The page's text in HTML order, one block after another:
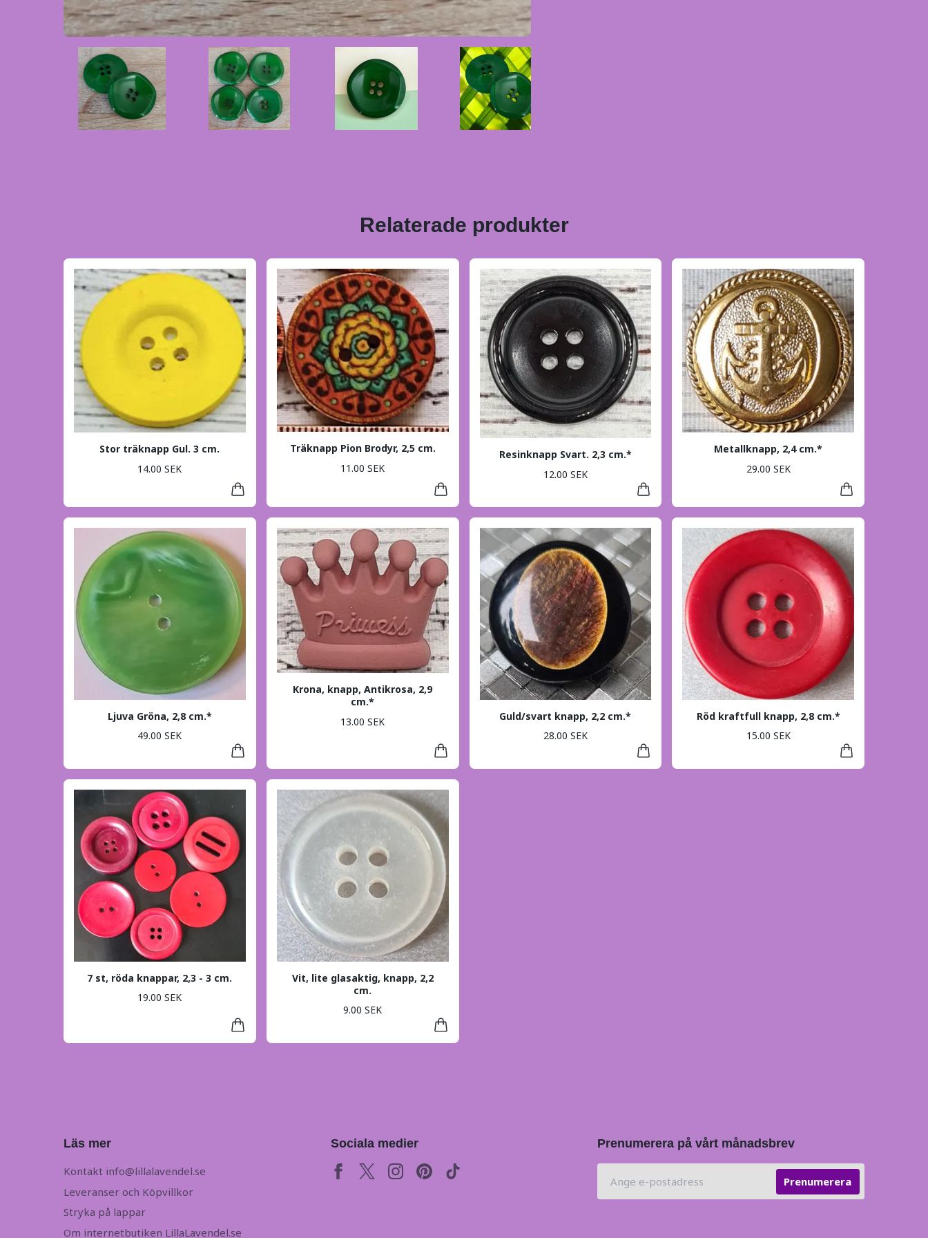
Relaterade produkter
Stor träknapp Gul. 3 cm.
14.00 SEK
Träknapp Pion Brodyr, 2,5 cm.
11.00 SEK
Resinknapp Svart. 2,3 cm.*
12.00 SEK
Metallknapp, 2,4 cm.*
29.00 SEK
Ljuva Gröna, 2,8 cm.*
49.00 SEK
Krona, knapp, Antikrosa, 2,9
cm.*
13.00 SEK
Guld/svart knapp, 2,2 cm.*
28.00 SEK
Röd kraftfull knapp, 2,8 cm.*
15.00 SEK
7 st, röda knappar, 2,3 - 3 cm.
19.00 SEK
Vit, lite glasaktig, knapp, 2,2
cm.
9.00 SEK
Läs mer
Kontakt info@lillalavendel.se
Leveranser och Köpvillkor
Stryka på lappar
Om internetbutiken LillaLavendel.se
Sociala medier Prenumerera på vårt månadsbrev
Prenumerera